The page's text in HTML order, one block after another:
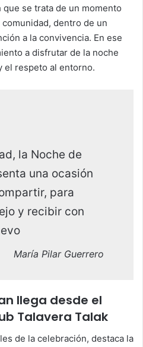
se trata de un momento
dentro de un
a la convivencia. En ese
a disfrutar de la noche
el respeto al entorno.
la Noche de
una ocasión
para
y recibir con
María Pilar Guerrero
llega desde el
Talavera Talak
de la celebración, destaca la